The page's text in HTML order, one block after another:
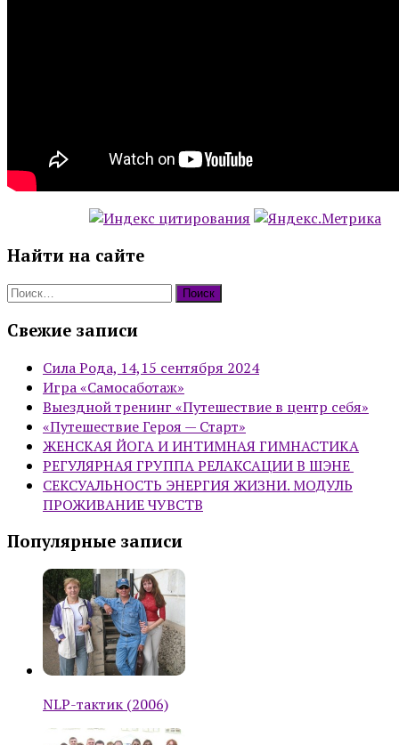
Найти на сайте
Найти:
Свежие записи
Сила Рода, 14,15 сентября 2024
Игра «Самосаботаж»
Выездной тренинг «Путешествие в центр себя»
«Путешествие Героя — Старт»
ЖЕНСКАЯ ЙОГА И ИНТИМНАЯ ГИМНАСТИКА
РЕГУЛЯРНАЯ ГРУППА РЕЛАКСАЦИИ В ШЭНЕ
СЕКСУАЛЬНОСТЬ ЭНЕРГИЯ ЖИЗНИ. МОДУЛЬ
ПРОЖИВАНИЕ ЧУВСТВ
Популярные записи
NLP-тактик (2006)